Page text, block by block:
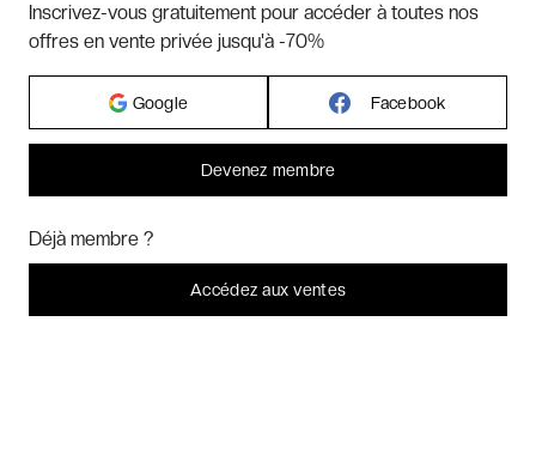
Inscrivez-vous gratuitement pour accéder à toutes nos
offres en vente privée jusqu'à -70%
Google Facebook
Devenez membre
Déjà membre ?
Accédez aux ventes
Marketing? Vous pouvez toujours modifier ou retirer votre
Je refuse C'est bon.